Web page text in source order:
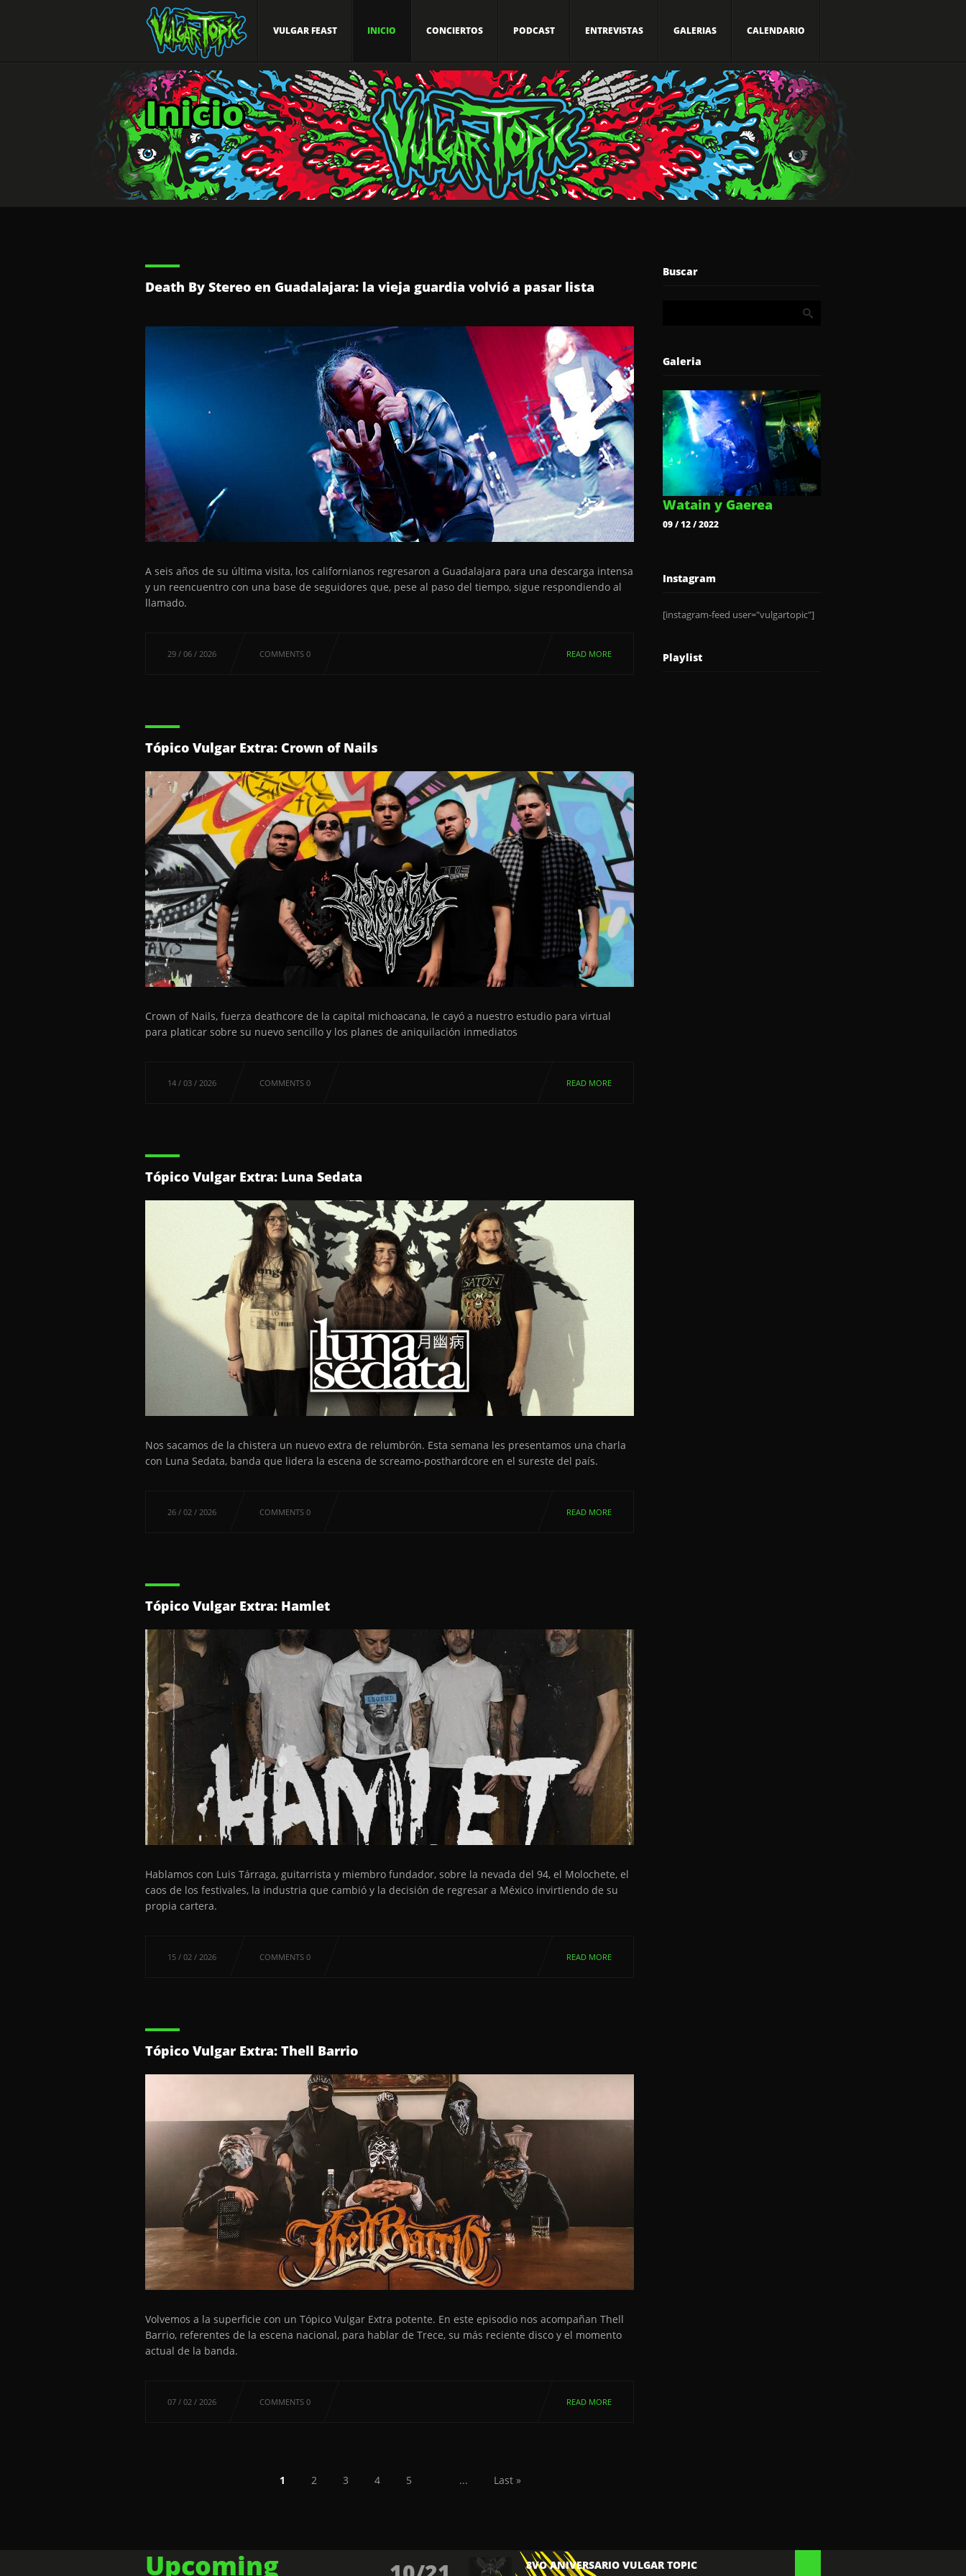
VULGAR FEAST INICIO CONCIERTOS PODCAST ENTREVISTAS GALERIAS CALENDARIO
Inicio
Death By Stereo en Guadalajara: la vieja guardia volvió a pasar lista
A seis años de su última visita, los californianos regresaron a Guadalajara para una descarga intensa
y un reencuentro con una base de seguidores que, pese al paso del tiempo, sigue respondiendo al
llamado.
29 / 06 / 2026 COMMENTS 0 READ MORE
Tópico Vulgar Extra: Crown of Nails
Crown of Nails, fuerza deathcore de la capital michoacana, le cayó a nuestro estudio para virtual
para platicar sobre su nuevo sencillo y los planes de aniquilación inmediatos
14 / 03 / 2026 COMMENTS 0 READ MORE
Tópico Vulgar Extra: Luna Sedata
Nos sacamos de la chistera un nuevo extra de relumbrón. Esta semana les presentamos una charla
con Luna Sedata, banda que lidera la escena de screamo-posthardcore en el sureste del país.
26 / 02 / 2026 COMMENTS 0 READ MORE
Tópico Vulgar Extra: Hamlet
Hablamos con Luis Tárraga, guitarrista y miembro fundador, sobre la nevada del 94, el Molochete, el
caos de los festivales, la industria que cambió y la decisión de regresar a México invirtiendo de su
propia cartera.
15 / 02 / 2026 COMMENTS 0 READ MORE
Tópico Vulgar Extra: Thell Barrio
Volvemos a la superficie con un Tópico Vulgar Extra potente. En este episodio nos acompañan Thell
Barrio, referentes de la escena nacional, para hablar de Trece, su más reciente disco y el momento
actual de la banda.
07 / 02 / 2026 COMMENTS 0 READ MORE
1 2 3 4 5 ... Last »
Buscar
Galeria
Watain y Gaerea
09 / 12 / 2022
Instagram
[instagram-feed user="vulgartopic"]
Playlist
Upcoming 8VO ANIVERSARIO VULGAR TOPIC